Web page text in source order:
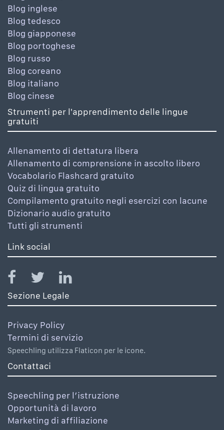
Blog inglese
Blog tedesco
Blog giapponese
Blog portoghese
Blog russo
Blog coreano
Blog italiano
Blog cinese
Strumenti per l'apprendimento delle lingue
gratuiti
Allenamento di dettatura libera
Allenamento di comprensione in ascolto libero
Vocabolario Flashcard gratuito
Quiz di lingua gratuito
Compilamento gratuito negli esercizi con lacune
Dizionario audio gratuito
Tutti gli strumenti
Link social
Sezione Legale
Privacy Policy
Termini di servizio
Speechling utilizza Flaticon per le icone.
Contattaci
Speechling per l’istruzione
Opportunità di lavoro
Marketing di affiliazione